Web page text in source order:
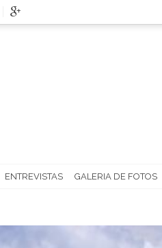
ENTREVISTAS GALERIA DE FOTOS